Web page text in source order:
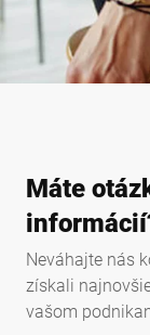
Máte
Neváhajte nás
získali
vašom